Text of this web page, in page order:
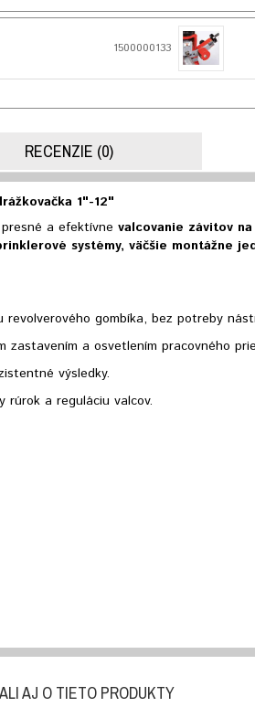
1500000133
RECENZIE (0)
1"-12"
a efektívnevalcovanie závitov
systémy, väčšie montážne
revolverového gombíka, bez potreby
zastavením a osvetlením pracovného
výsledky.
rúrok a reguláciu valcov.
AJ O TIETO PRODUKTY